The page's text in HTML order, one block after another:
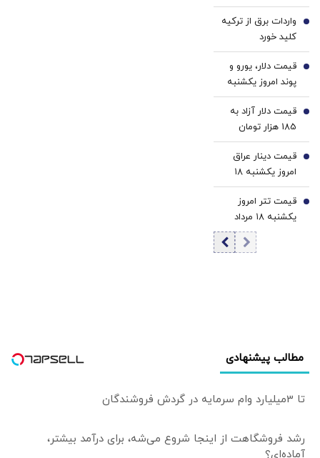
آمریکا از
پایگاه‌هایش علیه
ما استفاده کند؟ |
پیشنهادات ما در
طرح امید این بود
که نگذاریم از خاک
ما علیه دیگری
تجاوزی شود
حقیقی در کشور/
کاهش دسترسی به
مسکن معلول
بحران بزرگتری
است
واردات برق از ترکیه
کلید خورد
3
قیمت دلار، یورو و
پوند امروز یکشنبه
۱۸ مرداد 1405/
کاهش قیمت دلار و
یورو
4
قیمت دلار آزاد به
185 هزار تومان
رسید
5
قیمت دینار عراق
امروز یکشنبه ۱۸
مرداد 1405/ افزایش
قیمت دینار
6
قیمت تتر امروز
یکشنبه ۱۸ مرداد
1405 / کاهش
7
مطالب پیشنهادی
تا 3میلیارد وام سرمایه در گردش فروشندگان
رشد فروشگاهت از اینجا شروع می‌شه، برای درآمد بیشتر،